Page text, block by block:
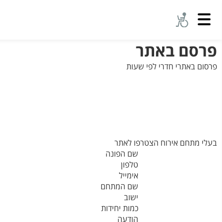
פרסם באתר
פרסום באתרי חדרי לפי שעות
בעלי מתחם אירוח הצטרפו לאתר
שם הפונה
טלפון
אימייל
שם המתחם
ישוב
כמות יחידות
הודעה